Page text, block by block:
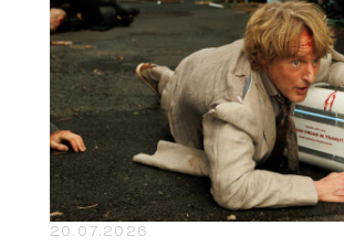
20.07.2026